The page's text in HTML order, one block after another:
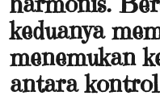
keduanya
menemukan
antara kontrol